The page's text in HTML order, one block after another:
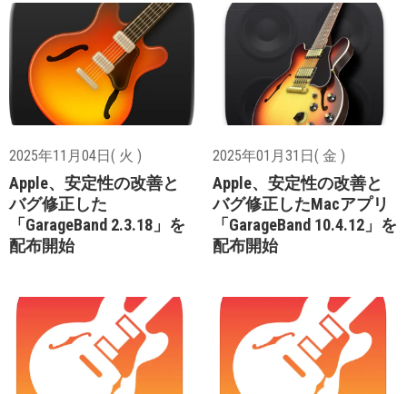
2025年11月04日( 火 )
Apple、安定性の改善と
バグ修正した
「GarageBand 2.3.18」を
配布開始
2025年01月31日( 金 )
Apple、安定性の改善と
バグ修正したMacアプリ
「GarageBand 10.4.12」を
配布開始